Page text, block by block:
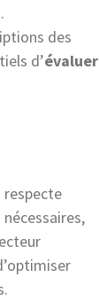
des
d’évaluer
respecte